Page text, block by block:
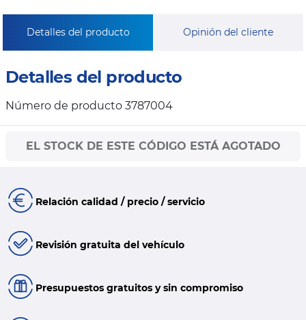
Detalles del producto Opinión del cliente
Detalles del producto
Número de producto 3787004
EL STOCK DE ESTE CÓDIGO ESTÁ AGOTADO
Relación calidad / precio / servicio
Revisión gratuita del vehículo
Presupuestos gratuitos y sin compromiso